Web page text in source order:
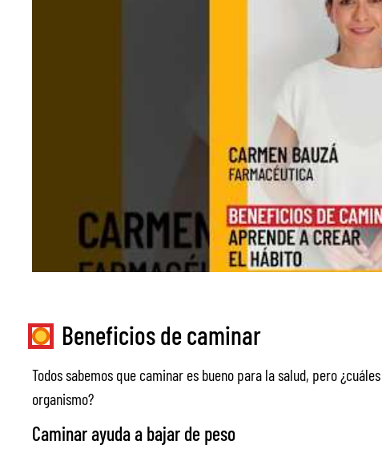
Beneficios de caminar
Todos sabemos que caminar es bueno para la salud, pero
organismo?
Caminar ayuda a bajar de peso